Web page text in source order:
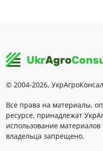
© 2004-2026,
Все права на материалы,
ресурсе, принадлежат
использование
владельца запрещено.